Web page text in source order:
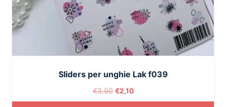
Sliders per unghie Lak f039
€3,90 €2,10